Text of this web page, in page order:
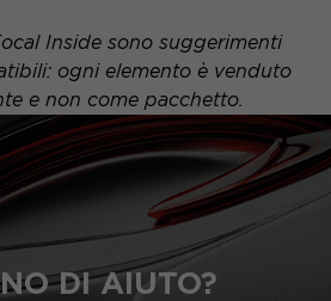
Inside sono suggerimenti
ogni elemento è venduto
e non come pacchetto.
DI AIUTO?